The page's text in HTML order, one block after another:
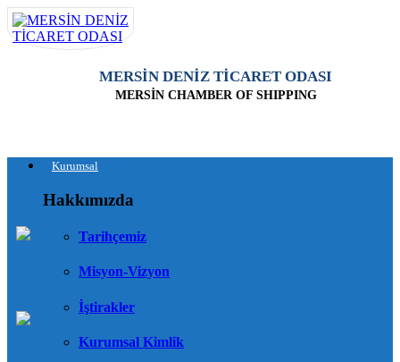
MERSİN DENİZ TİCARET ODASI
MERSİN CHAMBER OF SHIPPING
Kurumsal
Hakkımızda
Tarihçemiz
Misyon-Vizyon
İştirakler
Kurumsal Kimlik